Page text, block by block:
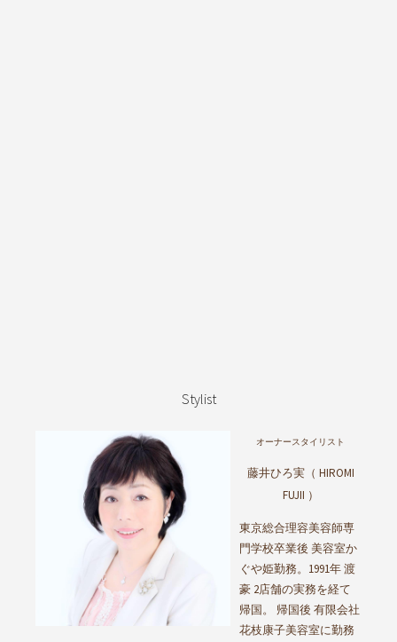
Stylist
オーナースタイリスト
藤井ひろ実（ HIROMI
FUJII ）
東京総合理容美容師専
門学校卒業後 美容室か
ぐや姫勤務。1991年 渡
豪 2店舗の実務を経て
帰国。 帰国後 有限会社
花枝康子美容室に勤務